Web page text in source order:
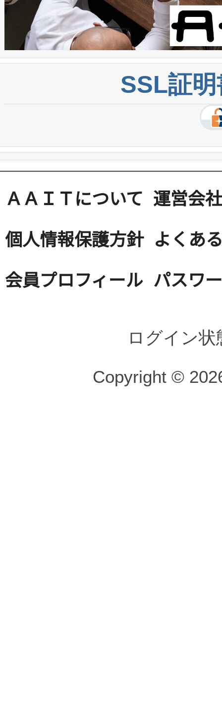
SSL証
ＡＡＩＴについて 運営会社
個人情報保護方針 よくあ
会員プロフィール パスワ
ログイン
Copyright ©